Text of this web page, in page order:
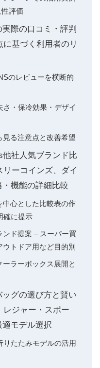
評価
際の口コミ・評判
基づく利用者のリ
のレビューを横断的
さ・保冷効果・デザイ
る注意点と改善希望
社人気ブランド比
ーコインズ、ダイ
機能の詳細比較
心とした比較表の作
確に提示
ド提案 – スーパー買
トドア用など目的別
ラーボックス展開と
グの選び方と賢い
レジャー・スポー
モデル選択
りたたみモデルの活用